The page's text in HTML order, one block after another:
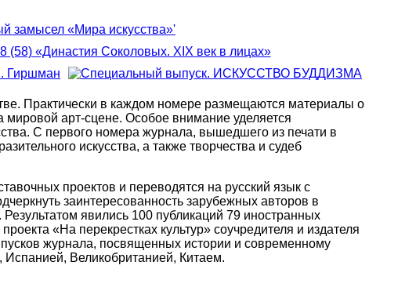
Практически в каждом номере размещаются материалы о
арт-сцене. Особое внимание уделяется
С первого номера журнала, вышедшего из печати в
искусства, а также творчества и судеб
проектов и переводятся на русский язык с
заинтересованность зарубежных авторов в
явились 100 публикаций 79 иностранных
«На перекрестках культур» соучредителя и издателя
журнала, посвященных истории и современному
Великобританией, Китаем.